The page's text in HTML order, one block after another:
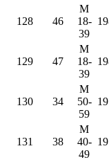
128 46
M
18-
39
129 47
M
18-
39
130 34
M
50-
59
131 38
M
40-
49